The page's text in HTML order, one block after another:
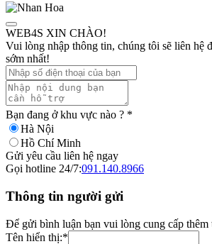
WEB4S XIN CHÀO!
Vui lòng nhập thông tin, chúng tôi sẽ liên hệ
sớm nhất!
Bạn đang ở khu vực nào ? *
Hà Nội
Hồ Chí Minh
Gửi yêu cầu liên hệ ngay
Gọi hotline 24/7:091.140.8966
Thông tin người gửi
Để gửi bình luận bạn vui lòng cung cấp thêm
Tên hiển thị:*